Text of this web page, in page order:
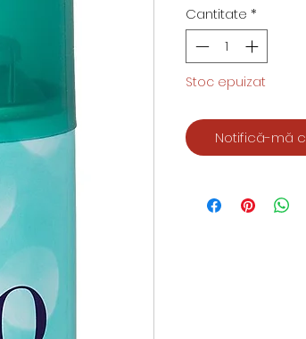
Cantitate *
Stoc epuizat
Notifică-mă